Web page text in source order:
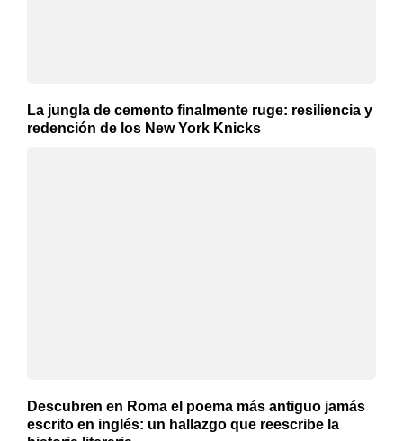
La jungla de cemento finalmente ruge: resiliencia y
redención de los New York Knicks
Descubren en Roma el poema más antiguo jamás
escrito en inglés: un hallazgo que reescribe la